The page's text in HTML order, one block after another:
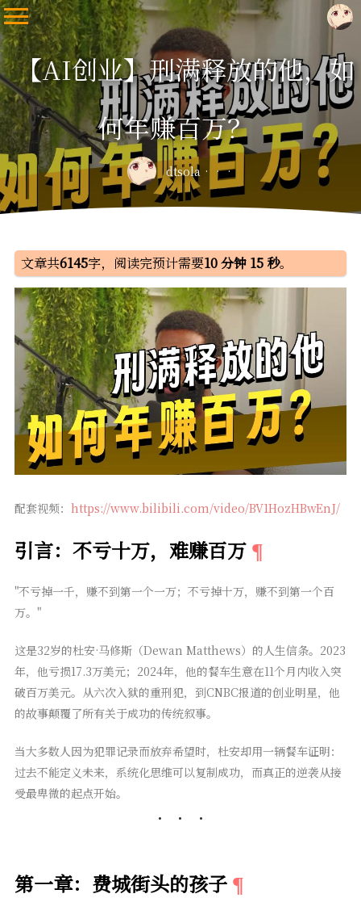
【AI创业】刑满释放的他，如
何年赚百万？
dtsola
文章共6145字，阅读完预计需要10 分钟 15 秒。
配套视频： https://www.bilibili.com/video/BV1HozHBwEnJ/
引言：不亏十万，难赚百万
"不亏掉一千，赚不到第一个一万；不亏掉十万，赚不到第一个百
万。"
这是32岁的杜安·马修斯（Dewan Matthews）的人生信条。2023
年，他亏损17.3万美元；2024年，他的餐车生意在11个月内收入突
破百万美元。从六次入狱的重刑犯，到CNBC报道的创业明星，他
的故事颠覆了所有关于成功的传统叙事。
当大多数人因为犯罪记录而放弃希望时，杜安却用一辆餐车证明：
过去不能定义未来，系统化思维可以复制成功，而真正的逆袭从接
受最卑微的起点开始。
第一章：费城街头的孩子